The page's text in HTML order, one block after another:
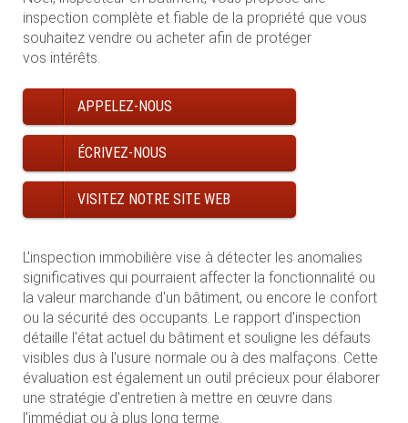
inspection complète et fiable de la propriété que vous
souhaitez vendre ou acheter afin de protéger
vos intérêts.
APPELEZ-NOUS
ÉCRIVEZ-NOUS
VISITEZ NOTRE SITE WEB
L'inspection immobilière vise à détecter les anomalies
significatives qui pourraient affecter la fonctionnalité ou
la valeur marchande d'un bâtiment, ou encore le confort
ou la sécurité des occupants. Le rapport d'inspection
détaille l'état actuel du bâtiment et souligne les défauts
visibles dus à l'usure normale ou à des malfaçons. Cette
évaluation est également un outil précieux pour élaborer
une stratégie d'entretien à mettre en œuvre dans
l'immédiat ou à plus long terme.